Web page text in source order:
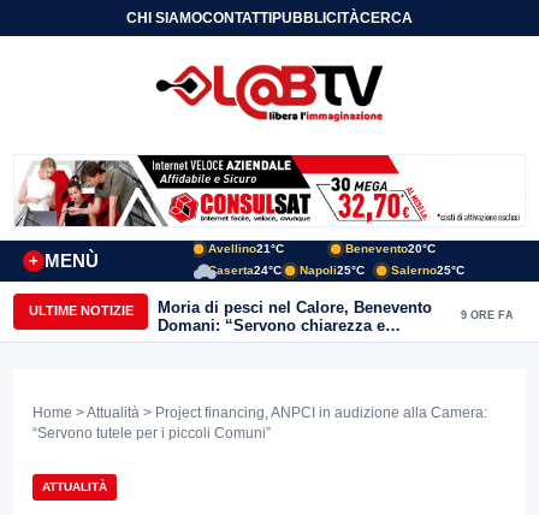
CHI SIAMOCONTATTIPUBBLICITÀCERCA
MENÙ
+
Avellino21°C Benevento20°C
Caserta24°C Napoli25°C Salerno25°C
ULTIME NOTIZIE
Moria di pesci nel Calore, Benevento
Domani: “Servono chiarezza e
approfondimenti sulla gestione
9 ORE FA
Home >Attualità > Project financing, ANPCI in audizione alla Camera:
“Servono tutele per i piccoli Comuni”
ATTUALITÀ